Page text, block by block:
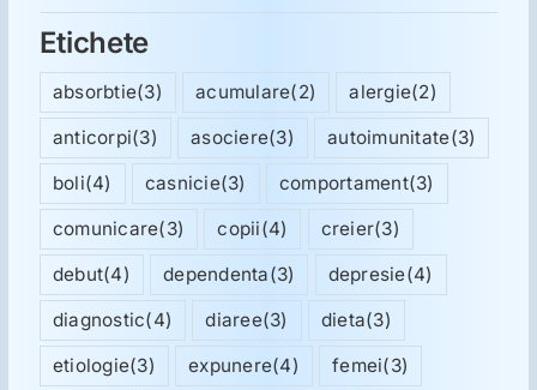
Etichete
absorbtie(3) acumulare(2) alergie(2)
anticorpi(3) asociere(3) autoimunitate(3)
boli(4) casnicie(3) comportament(3)
comunicare(3) copii(4) creier(3)
debut(4) dependenta(3) depresie(4)
diagnostic(4) diaree(3) dieta(3)
etiologie(3) expunere(4) femei(3)